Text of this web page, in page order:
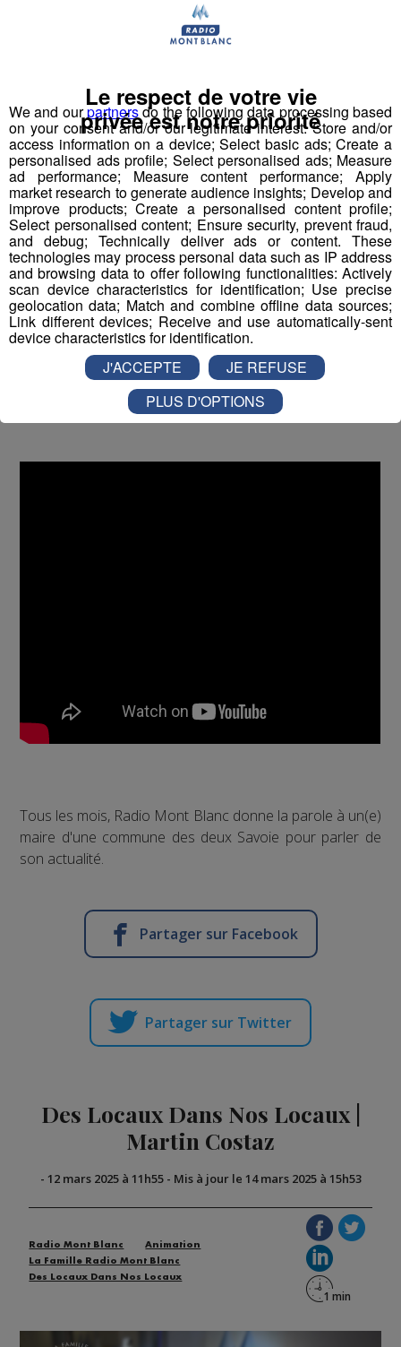
Éric Fournier, maire de
Chamonix, était notre invité
dans "Bonjour M. le Maire".
Nous avons échangé sur plusieurs enjeux clés pour la
vallée, notamment la question du logement, un défi
majeur dans une station prisée, et les transports, avec
les solutions mises en place pour améliorer la mobilité
locale et réduire l'impact environnemental.
Tous les mois, Radio Mont Blanc donne la parole à un(e)
maire d'une commune des deux Savoie pour parler de
son actualité.
Partager sur Facebook
Partager sur Twitter
Des Locaux Dans Nos Locaux |
Martin Costaz
- 12 mars 2025 à 11h55- Mis à jour le 14 mars 2025 à 15h53
Radio Mont Blanc
Animation
La Famille Radio Mont Blanc
Des Locaux Dans Nos Locaux
We and ourpartnersdo the following data processing based
on your consent and/or our legitimate interest: Store and/or
access information on a device; Select basic ads; Create a
personalised ads profile; Select personalised ads; Measure
ad performance; Measure content performance; Apply
market research to generate audience insights; Develop and
improve products; Create a personalised content profile;
Select personalised content; Ensure security, prevent fraud,
and debug; Technically deliver ads or content. These
technologies may process personal data such as IP address
and browsing data to offer following functionalities: Actively
scan device characteristics for identification; Use precise
geolocation data; Match and combine offline data sources;
Link different devices; Receive and use automatically-sent
device characteristics for identification.
Le respect de votre vie
privée est notre priorité
J'ACCEPTE
JE REFUSE
PLUS D'OPTIONS